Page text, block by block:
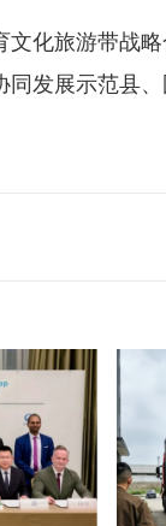
文化旅游带战
发展示范县、